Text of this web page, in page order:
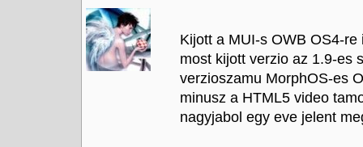
Kijott a MUI-s OWB OS4-
most kijott verzio az 1.9-es
verzioszamu MorphOS-es
minusz a HTML5 video
nagyjabol egy eve jelent